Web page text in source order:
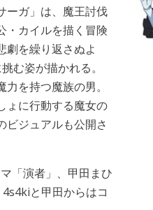
ーガ」は、魔王討伐
・カイルを描く冒険
劇を繰り返さぬよ
む姿が描かれる。
を持つ魔族の男。
ょに行動する魔女の
ビジュアルも公開さ
「演者」、甲田まひ
と甲田からはコ